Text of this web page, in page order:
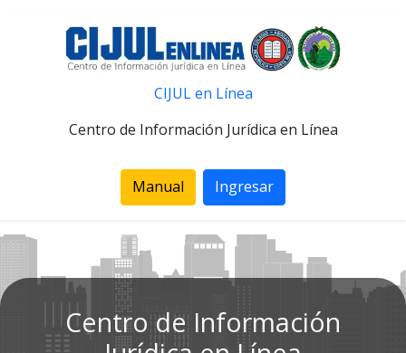
CIJUL en Línea
Centro de Información Jurídica en Línea
Manual Ingresar
Centro de Información